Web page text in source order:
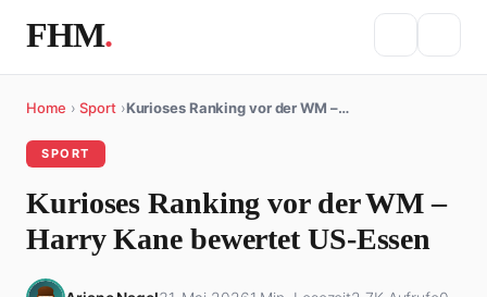
FHM.
Home › Sport ›Kurioses Ranking vor der WM –…
SPORT
Kurioses Ranking vor der WM –
Harry Kane bewertet US-Essen